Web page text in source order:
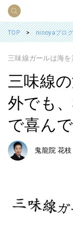
TOP ninoyaブロ
三味線ガールは海を
三味線
外でも
で喜ん
鬼龍院 花枝